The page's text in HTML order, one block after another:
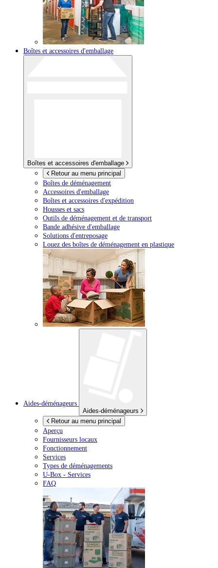
Boîtes et accessoires d'emballage
Boîtes et accessoires d'emballage
Retour au menu principal
Boîtes de déménagement
Accessoires d'emballage
Boîtes et accessoires d'expédition
Housses et sacs
Outils de déménagement et de transport
Bande adhésive d'emballage
Solutions d'entreposage
Louez des boîtes de déménagement en plastique
Aides-déménageurs
Aides-déménageurs
Retour au menu principal
Aperçu
Fournisseurs locaux
Fonctionnement
Services
Types de déménagements
U-Box - Services
FAQ